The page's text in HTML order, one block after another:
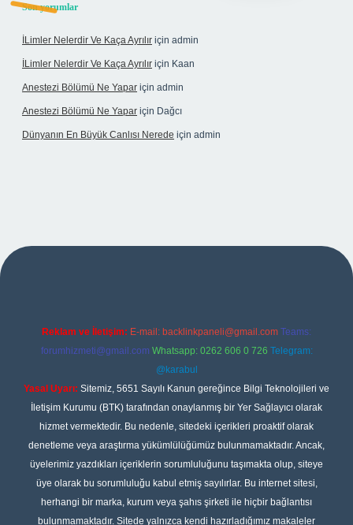
Son yorumlar
İLimler Nelerdir Ve Kaça Ayrılır için admin
İLimler Nelerdir Ve Kaça Ayrılır için Kaan
Anestezi Bölümü Ne Yapar için admin
Anestezi Bölümü Ne Yapar için Dağcı
Dünyanın En Büyük Canlısı Nerede için admin
giriş
Reklam ve İletişim: E-mail: backlinkpaneli@gmail.com Teams:
forumhizmeti@gmail.com Whatsapp: 0262 606 0 726 Telegram:
@karabul
Yasal Uyarı: Sitemiz, 5651 Sayılı Kanun gereğince Bilgi Teknolojileri ve
İletişim Kurumu (BTK) tarafından onaylanmış bir Yer Sağlayıcı olarak
hizmet vermektedir. Bu nedenle, sitedeki içerikleri proaktif olarak
denetleme veya araştırma yükümlülüğümüz bulunmamaktadır. Ancak,
üyelerimiz yazdıkları içeriklerin sorumluluğunu taşımakta olup, siteye
üye olarak bu sorumluluğu kabul etmiş sayılırlar. Bu internet sitesi,
herhangi bir marka, kurum veya şahıs şirketi ile hiçbir bağlantısı
bulunmamaktadır. Sitede yalnızca kendi hazırladığımız makaleler